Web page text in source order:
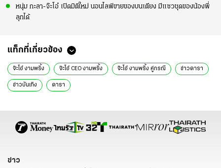
หนุ่ม กะลา-จ๊ะโอ๋ เปิดมิติใหม่ นอนไลฟ์ขายของบนเตียง มีแซวชุดของน้องพี่
ลุกได้
แท็กที่เกี่ยวข้อง
จ๊ะโอ๋ งามพริ้ง จ๊ะโอ๋ CEO งามพริ้ง จ๊ะโอ๋ งามพริ้ง คู่กรณี ข่าวดารา
ข่าวบันเทิง ดารา
ข่าว